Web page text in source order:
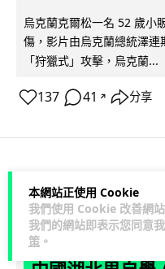
本網站正使用 Cookie
我們使用 Cookie 改善網
我們的網站即表示您同意
策 。
烏克蘭克爾松一名 52 歲小
傷，影片由烏克蘭總統澤
「狩獵式」攻擊，烏克蘭...
137 41 ↗ 分享
Lawton 2 日